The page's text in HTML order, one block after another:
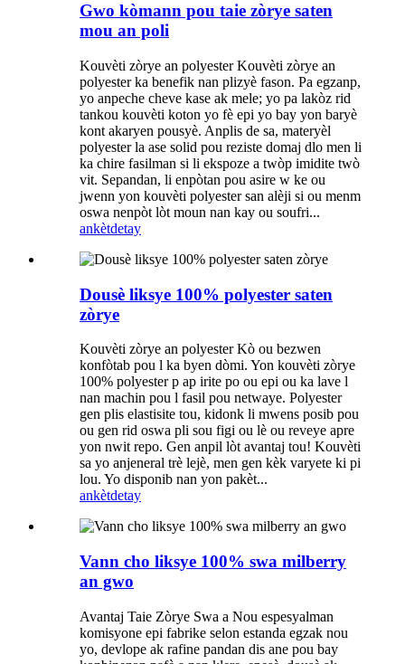
Gwo kòmann pou taie zòrye saten
mou an poli
Kouvèti zòrye an polyester Kouvèti zòrye an
polyester ka benefik nan plizyè fason. Pa egzanp,
yo anpeche cheve kase ak mele; yo pa lakòz rid
tankou kouvèti koton yo fè epi yo bay yon baryè
kont akaryen pousyè. Anplis de sa, materyèl
polyester la ase solid pou reziste domaj dlo men li
ka chire fasilman si li ekspoze a twòp imidite twò
vit. Sepandan, li enpòtan pou asire w ke ou
jwenn yon kouvèti polyester san alèji si ou menm
oswa nenpòt lòt moun nan kay ou soufri...
ankètdetay
Dousè liksye 100% polyester saten
zòrye
Kouvèti zòrye an polyester Kò ou bezwen
konfòtab pou l ka byen dòmi. Yon kouvèti zòrye
100% polyester p ap irite po ou epi ou ka lave l
nan machin pou l fasil pou netwaye. Polyester
gen plis elastisite tou, kidonk li mwens posib pou
ou gen rid oswa pli sou figi ou lè ou reveye apre
yon nwit repo. Gen anpil lòt avantaj tou! Kouvèti
sa yo anjeneral trè lejè, men gen kèk varyete ki pi
lou. Yo disponib nan yon pakèt...
ankètdetay
Vann cho liksye 100% swa milberry
an gwo
Avantaj Taie Zòrye Swa a Nou espesyalman
komisyone epi fabrike selon estanda egzak nou
yo, devlope ak rafine pandan dis ane pou bay